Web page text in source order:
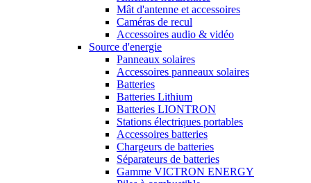
Mât d'antenne et accessoires
Caméras de recul
Accessoires audio & vidéo
Source d'energie
Panneaux solaires
Accessoires panneaux solaires
Batteries
Batteries Lithium
Batteries LIONTRON
Stations électriques portables
Accessoires batteries
Chargeurs de batteries
Séparateurs de batteries
Gamme VICTRON ENERGY